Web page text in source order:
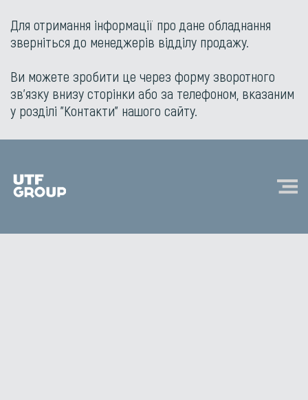
Для отримання інформації про дане обладнання
зверніться до менеджерів відділу продажу.
Ви можете зробити це через форму зворотного
зв'язку внизу сторінки або за телефоном, вказаним
у розділі "Контакти" нашого сайту.